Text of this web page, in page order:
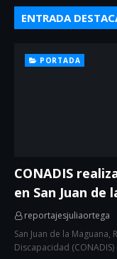
ENTRADA
PORTADA
CONADIS
en San Juan de
reportajesjuliaortega
San Juan de la Maguana,
Discapacidad